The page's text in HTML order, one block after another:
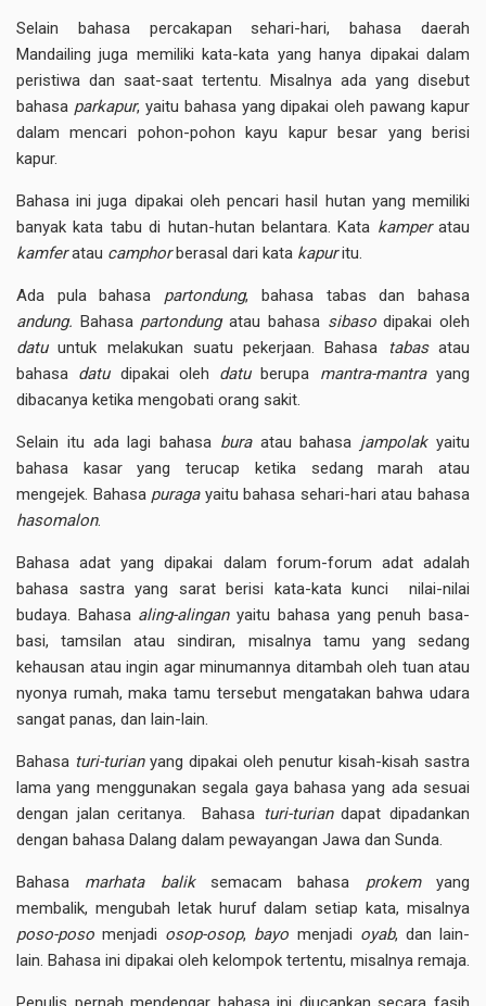
Selain bahasa percakapan sehari-hari, bahasa daerah
Mandailing juga memiliki kata-kata yang hanya dipakai dalam
peristiwa dan saat-saat tertentu. Misalnya ada yang disebut
bahasa parkapur, yaitu bahasa yang dipakai oleh pawang kapur
dalam mencari pohon-pohon kayu kapur besar yang berisi
kapur.
Bahasa ini juga dipakai oleh pencari hasil hutan yang memiliki
banyak kata tabu di hutan-hutan belantara. Kata kamper atau
kamferatau camphorberasal dari kata kapuritu.
Ada pula bahasa partondung, bahasa tabas dan bahasa
andung. Bahasa partondungatau bahasa sibasodipakai oleh
datuuntuk melakukan suatu pekerjaan. Bahasa tabasatau
bahasa datu dipakai oleh datuberupa mantra-mantrayang
dibacanya ketika mengobati orang sakit.
Selain itu ada lagi bahasa buraatau bahasa jampolakyaitu
bahasa kasar yang terucap ketika sedang marah atau
mengejek. Bahasa puragayaitu bahasa sehari-hari atau bahasa
hasomalon.
Bahasa adat yang dipakai dalam forum-forum adat adalah
bahasa sastra yang sarat berisi kata-kata kunci nilai-nilai
budaya. Bahasa aling-alinganyaitu bahasa yang penuh basa-
basi, tamsilan atau sindiran, misalnya tamu yang sedang
kehausan atau ingin agar minumannya ditambah oleh tuan atau
nyonya rumah, maka tamu tersebut mengatakan bahwa udara
sangat panas, dan lain-lain.
Bahasa turi-turianyang dipakai oleh penutur kisah-kisah sastra
lama yang menggunakan segala gaya bahasa yang ada sesuai
dengan jalan ceritanya. Bahasa turi-turiandapat dipadankan
dengan bahasa Dalang dalam pewayangan Jawa dan Sunda.
Bahasa marhata baliksemacam bahasa prokemyang
membalik, mengubah letak huruf dalam setiap kata, misalnya
poso-poso menjadi osop-osop, bayo menjadi oyab, dan lain-
lain. Bahasa ini dipakai oleh kelompok tertentu, misalnya remaja.